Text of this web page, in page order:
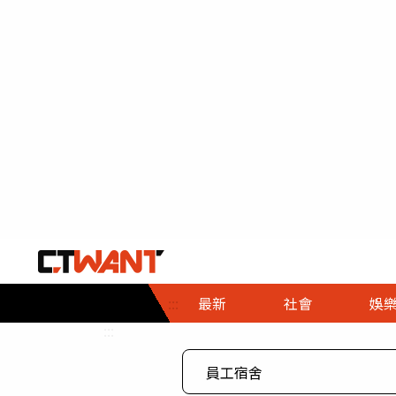
::: 最新 社會
社會首頁
時事
娛樂
娛樂首頁
即時
專題
財經首頁
熱線
３Ｃ
政